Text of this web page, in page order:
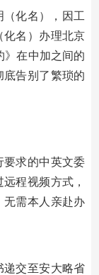
化名），因工
化名）办理北京
》在中加之间的
告别了繁琐的
要求的中英文委
程视频方式，
无需本人亲赴办
递交至安大略省